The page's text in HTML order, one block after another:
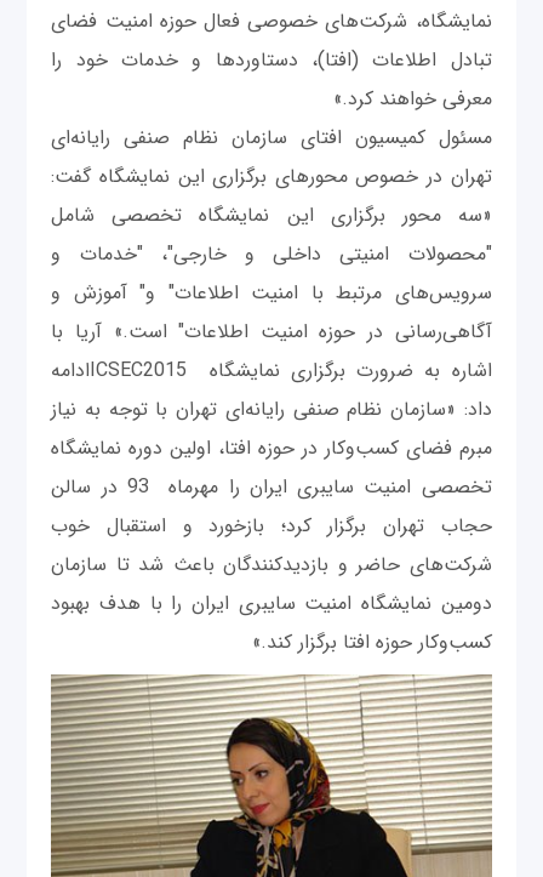
نمایشگاه، شرکت‌های خصوصی فعال حوزه امنیت فضای
تبادل اطلاعات (افتا)، دستاوردها و خدمات خود را
معرفی خواهند کرد.»
مسئول کمیسیون افتای سازمان نظام صنفی رایانه‌ای
تهران در خصوص محورهای برگزاری این نمایشگاه گفت:
«سه محور برگزاری این نمایشگاه تخصصی شامل
"محصولات امنیتی داخلی و خارجی"، "خدمات و
سرویس‌های مرتبط با امنیت اطلاعات" و" آموزش و
آگاهی‌رسانی در حوزه امنیت اطلاعات" است.» آریا با
اشاره به ضرورت برگزاری نمایشگاه ICSEC2015ادامه
داد: «سازمان نظام صنفی رایانه‌ای تهران با توجه به نیاز
مبرم فضای کسب‌وکار در حوزه افتا، اولین دوره نمایشگاه
تخصصی امنیت سایبری ایران را مهرماه 93 در سالن
حجاب تهران برگزار کرد؛ بازخورد و استقبال خوب
شرکت‌های حاضر و بازدیدکنندگان باعث شد تا سازمان
دومین نمایشگاه امنیت سایبری ایران را با هدف بهبود
کسب‌و‌کار حوزه افتا برگزار کند.»